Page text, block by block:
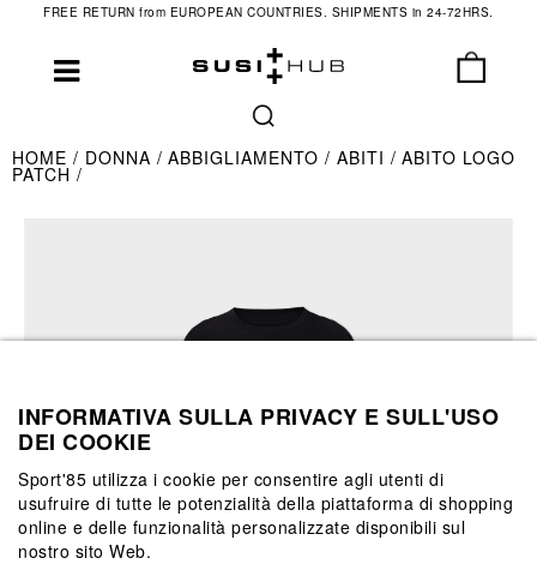
FREE RETURN from EUROPEAN COUNTRIES. SHIPMENTS in 24-72HRS.
HOME DONNA ABBIGLIAMENTO ABITI ABITO LOGO
PATCH
INFORMATIVA SULLA PRIVACY E SULL'USO
DEI COOKIE
Sport'85 utilizza i cookie per consentire agli utenti di
usufruire di tutte le potenzialità della piattaforma di shopping
online e delle funzionalità personalizzate disponibili sul
nostro sito Web.